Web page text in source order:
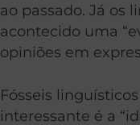
ao passado. Já os
acontecido uma
opiniões em
Fósseis
interessante é a